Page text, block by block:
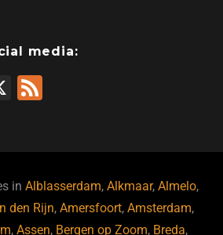
media:
X
inAlblasserdam,Alkmaar,Almelo,
den Rijn,Amersfoort,Amsterdam,
,Assen, Bergen op Zoom, Breda,